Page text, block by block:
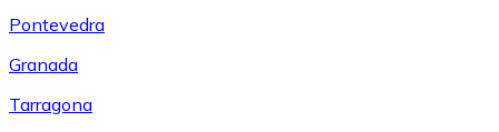
Pontevedra
Granada
Tarragona